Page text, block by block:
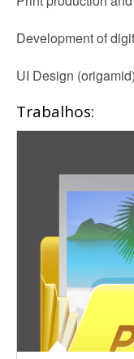
Development of
UI Design
Trabalhos: